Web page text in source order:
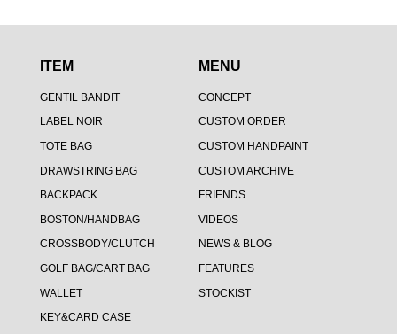
ITEM
GENTIL BANDIT
LABEL NOIR
TOTE BAG
DRAWSTRING BAG
BACKPACK
BOSTON/HANDBAG
CROSSBODY/CLUTCH
GOLF BAG/CART BAG
WALLET
KEY&CARD CASE
MENU
CONCEPT
CUSTOM ORDER
CUSTOM HANDPAINT
CUSTOM ARCHIVE
FRIENDS
VIDEOS
NEWS & BLOG
FEATURES
STOCKIST